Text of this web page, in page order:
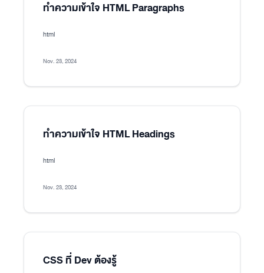
ทำความเข้าใจ HTML Paragraphs
html
Nov. 23, 2024
ทำความเข้าใจ HTML Headings
html
Nov. 23, 2024
CSS ที่ Dev ต้องรู้